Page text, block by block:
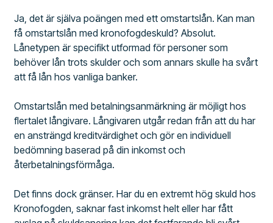
Ja, det är själva poängen med ett omstartslån. Kan man
få omstartslån med kronofogdeskuld? Absolut.
Lånetypen är specifikt utformad för personer som
behöver lån trots skulder och som annars skulle ha svårt
att få lån hos vanliga banker.
Omstartslån med betalningsanmärkning är möjligt hos
flertalet långivare. Långivaren utgår redan från att du har
en ansträngd kreditvärdighet och gör en individuell
bedömning baserad på din inkomst och
återbetalningsförmåga.
Det finns dock gränser. Har du en extremt hög skuld hos
Kronofogden, saknar fast inkomst helt eller har fått